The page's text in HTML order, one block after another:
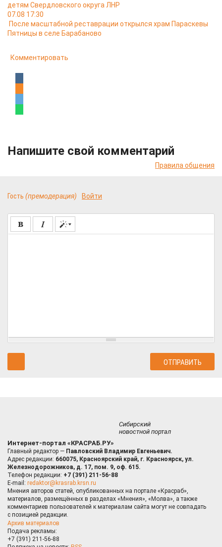
детям Свердловского округа ЛНР
07.08 17:30
После масштабной реставрации открылся храм Параскевы
Пятницы в селе Барабаново
Комментировать
Напишите свой комментарий
Правила общения
Гость (премодерация) Войти
Сибирский
новостной портал
Интернет-портал «КРАСРАБ.РУ»
Главный редактор — Павловский Владимир Евгеньевич.
Адрес редакции: 660075, Красноярский край, г. Красноярск, ул.
Железнодорожников, д. 17, пом. 9, оф. 615.
Телефон редакции: +7 (391) 211-56-88
E-mail: redaktor@krasrab.krsn.ru
Мнения авторов статей, опубликованных на портале «Красраб»,
материалов, размещённых в разделах «Мнения», «Молва», а также
комментариев пользователей к материалам сайта могут не совпадать
с позицией редакции.
Архив материалов
Подача рекламы:
+7 (391) 211-56-88